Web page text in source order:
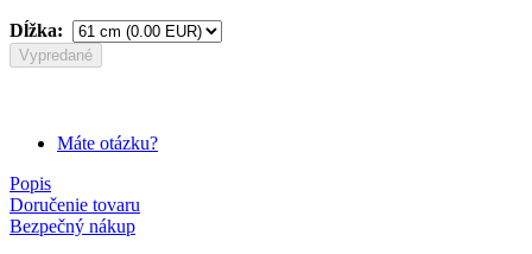
Dĺžka:
Vypredané
Máte otázku?
Popis
Doručenie tovaru
Bezpečný nákup